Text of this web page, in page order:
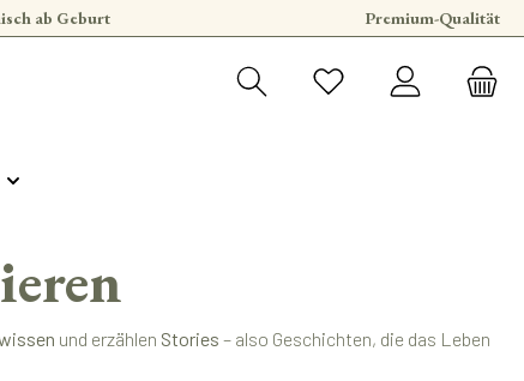
ab Geburt Premium-Qualität
und erzählen Stories – also Geschichten, die das Leben